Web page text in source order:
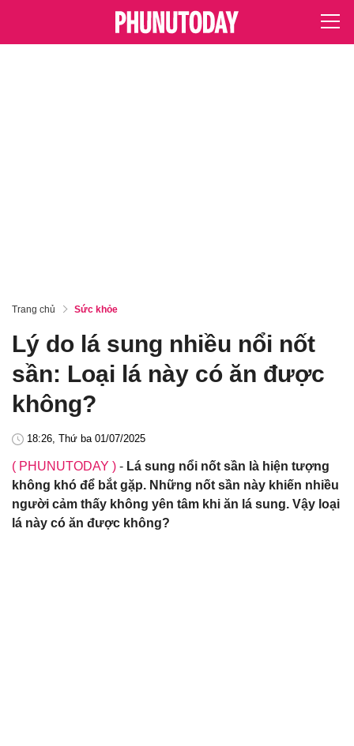
Trang chủ Sức khỏe
Lý do lá sung nhiều nổi nốt
sần: Loại lá này có ăn được
không?
18:26, Thứ ba 01/07/2025
( PHUNUTODAY ) - Lá sung nổi nốt sần là hiện tượng
không khó để bắt gặp. Những nốt sần này khiến nhiều
người cảm thấy không yên tâm khi ăn lá sung. Vậy loại
lá này có ăn được không?